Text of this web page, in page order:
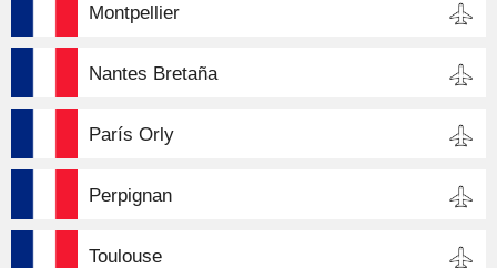
Montpellier
Nantes Bretaña
París Orly
Perpignan
Toulouse